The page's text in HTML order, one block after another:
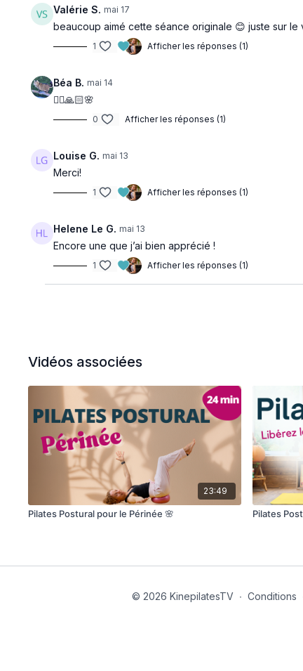
Valérie S. mai 17
beaucoup aimé cette séance originale 😊 juste sur
1 Afficher les réponses (1)
Béa B. mai 14
🧘‍♀️🙏🏻🌸
0 Afficher les réponses (1)
Louise G. mai 13
Merci!
1 Afficher les réponses (1)
Helene Le G. mai 13
Encore une que j’ai bien apprécié !
1 Afficher les réponses (1)
Vidéos associées
23:49
Pilates Postural pour le Périnée 🌸 Pilates
© 2026 KinepilatesTV ∙ Conditions